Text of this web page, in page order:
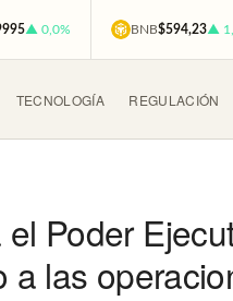
▲ 0,0% BNB$594,23▲
TECNOLOGÍA REGULACIÓN
Poder
las